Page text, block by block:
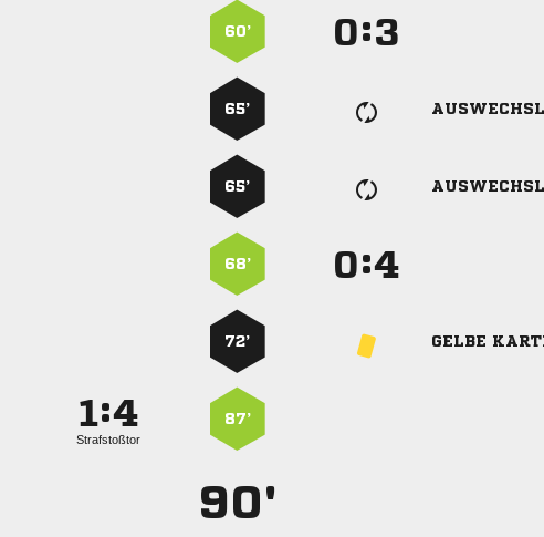
60’ :
65’
65’
68’ :
72’ GELBE
:
Strafstoßtor
87’
90'